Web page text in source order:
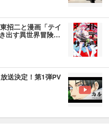
招二と漫画「テイ
出す異世界冒険…
送決定！第1弾PV